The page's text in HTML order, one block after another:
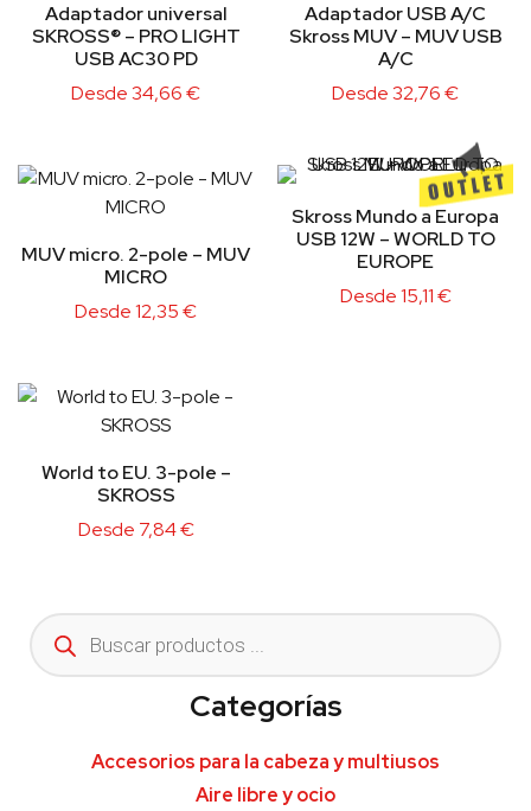
Adaptador universal
SKROSS® – PRO LIGHT
USB AC30 PD
Desde34,66€
Adaptador USB A/C
Skross MUV – MUV USB
A/C
Desde32,76€
MUV micro. 2-pole – MUV
MICRO
Desde12,35€
Skross Mundo a Europa
USB 12W – WORLD TO
EUROPE
Desde15,11€
World to EU. 3-pole –
SKROSS
Desde 7,84€
Categorías
Accesorios para la cabeza y multiusos
Aire libre y ocio